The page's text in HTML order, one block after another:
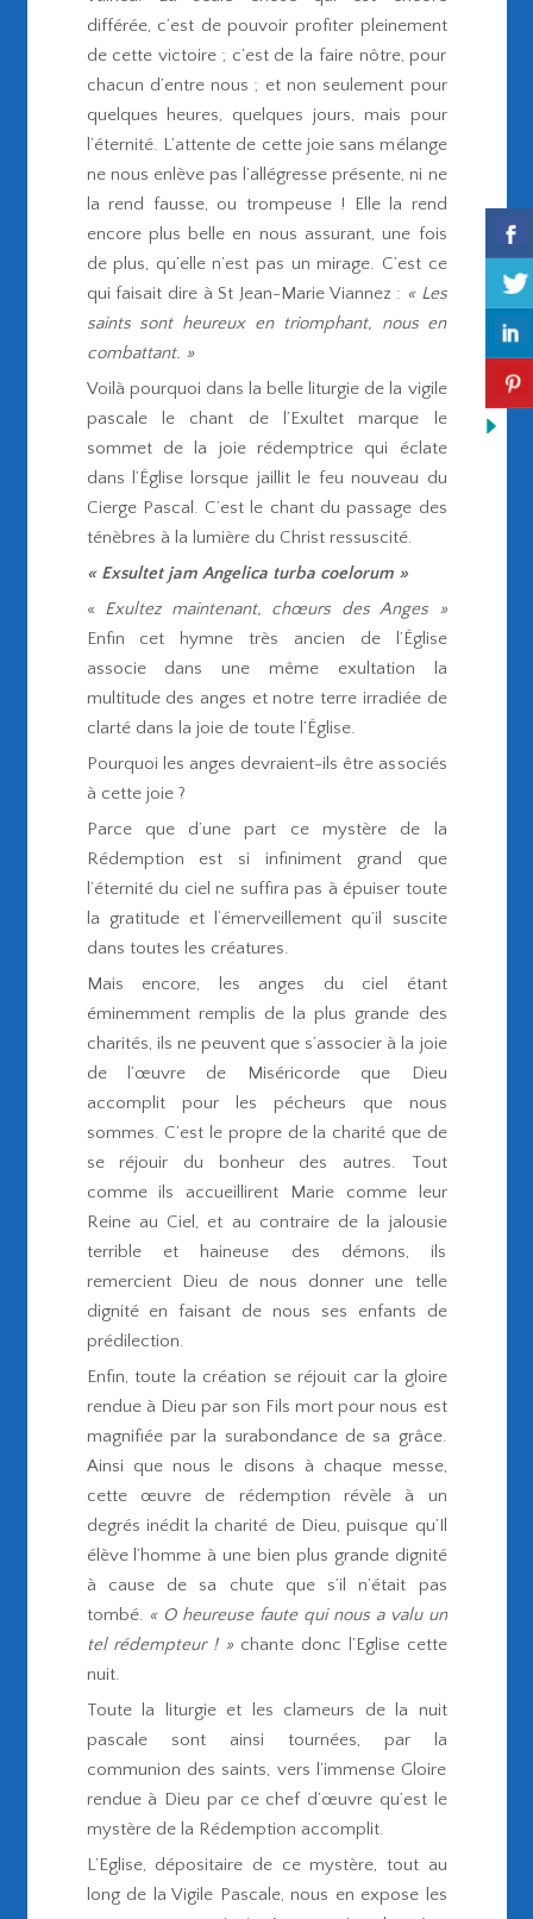
différée, c’est de pouvoir profiter pleinement
de cette victoire ; c’est de la faire nôtre, pour
chacun d’entre nous ; et non seulement pour
quelques heures, quelques jours, mais pour
l’éternité. L’attente de cette joie sans mélange
ne nous enlève pas l’allégresse présente, ni ne
la rend fausse, ou trompeuse ! Elle la rend
encore plus belle en nous assurant, une fois
de plus, qu’elle n’est pas un mirage. C’est ce
qui faisait dire à St Jean-Marie Viannez : « Les
saints sont heureux en triomphant, nous en
combattant. »
Voilà pourquoi dans la belle liturgie de la vigile
pascale le chant de l’Exultet marque le
sommet de la joie rédemptrice qui éclate
dans l’Église lorsque jaillit le feu nouveau du
Cierge Pascal. C’est le chant du passage des
ténèbres à la lumière du Christ ressuscité.
« Exsultet jam Angelica turba coelorum »
« Exultez maintenant, chœurs des Anges »
Enfin cet hymne très ancien de l’Église
associe dans une même exultation la
multitude des anges et notre terre irradiée de
clarté dans la joie de toute l’Église.
Pourquoi les anges devraient-ils être associés
à cette joie ?
Parce que d’une part ce mystère de la
Rédemption est si infiniment grand que
l’éternité du ciel ne suffira pas à épuiser toute
la gratitude et l‘émerveillement qu’il suscite
dans toutes les créatures.
Mais encore, les anges du ciel étant
éminemment remplis de la plus grande des
charités, ils ne peuvent que s’associer à la joie
de l’œuvre de Miséricorde que Dieu
accomplit pour les pécheurs que nous
sommes. C’est le propre de la charité que de
se réjouir du bonheur des autres. Tout
comme ils accueillirent Marie comme leur
Reine au Ciel, et au contraire de la jalousie
terrible et haineuse des démons, ils
remercient Dieu de nous donner une telle
dignité en faisant de nous ses enfants de
prédilection.
Enfin, toute la création se réjouit car la gloire
rendue à Dieu par son Fils mort pour nous est
magnifiée par la surabondance de sa grâce.
Ainsi que nous le disons à chaque messe,
cette œuvre de rédemption révèle à un
degrés inédit la charité de Dieu, puisque qu’Il
élève l’homme à une bien plus grande dignité
à cause de sa chute que s’il n’était pas
tombé. « O heureuse faute qui nous a valu un
tel rédempteur ! »chante donc l’Eglise cette
nuit.
Toute la liturgie et les clameurs de la nuit
pascale sont ainsi tournées, par la
communion des saints, vers l’immense Gloire
rendue à Dieu par ce chef d’œuvre qu’est le
mystère de la Rédemption accomplit.
L’Eglise, dépositaire de ce mystère, tout au
long de la Vigile Pascale, nous en expose les